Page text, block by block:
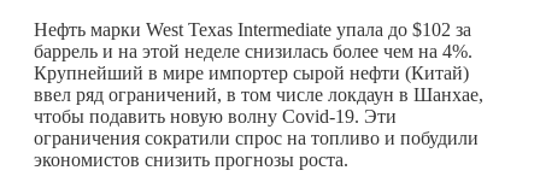
Нефть марки West Texas Intermediate упала до $102 за
баррель и на этой неделе снизилась более чем на 4%.
Крупнейший в мире импортер сырой нефти (Китай)
ввел ряд ограничений, в том числе локдаун в Шанхае,
чтобы подавить новую волну Covid-19. Эти
ограничения сократили спрос на топливо и побудили
экономистов снизить прогнозы роста.